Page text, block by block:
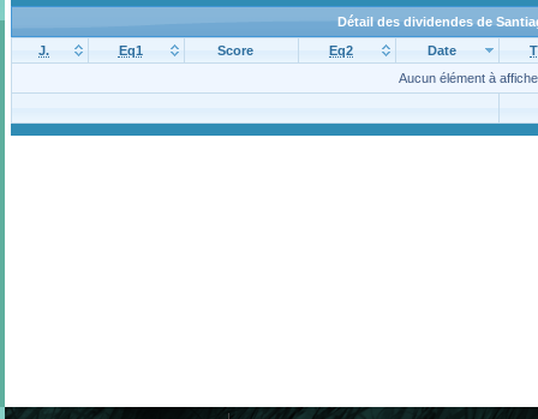
Détail des dividendes de
J.
Eq1 Score Eq2 Date
Aucun élément à